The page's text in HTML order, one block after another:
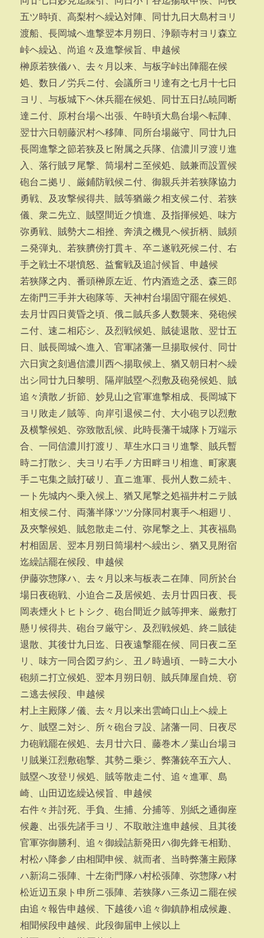
五ツ時頃、高梨村ヘ繰込対陣、同廿九日大島村ヨリ
渡船、長岡城ヘ進撃翌本月朔日、浄願寺村ヨリ森立
峠ヘ繰込、尚追々及進撃候旨、申越候
榊原若狭儀ハ、去々月以来、与板字峠出陣罷在候
処、数日ノ労兵ニ付、会議所ヨリ達有之七月十七日
ヨリ、与板城下ヘ休兵罷在候処、同廿五日払暁同断
達ニ付、原村台場ヘ出張、午時頃大島台場ヘ転陣、
翌廿六日朝藤沢村ヘ移陣、同所台場厳守、同廿九日
長岡進撃之節若狭及ヒ附属之兵隊、信濃川ヲ渡リ進
入、落行賊ヲ尾撃、筒場村ニ至候処、賊兼而設置候
砲台ニ拠リ、厳鋪防戦候ニ付、御親兵并若狭隊協力
勇戦、及攻撃候得共、賊等猶厳ク相支候ニ付、若狭
儀、衆ニ先立、賊塁間近ク憤進、及指揮候処、味方
弥勇戦、賊勢大ニ相挫、奔潰之機見ヘ候折柄、賊頻
ニ発弾丸、若狭臍傍打貫キ、卒ニ遂戦死候ニ付、右
手之戦士不堪憤怒、益奮戦及追討候旨、申越候
若狭隊之内、番頭榊原左近、竹内酒造之丞、森三郎
左衛門三手并大砲隊等、天神村台場固守罷在候処、
去月廿四日黄昏之頃、俄ニ賊兵多人数襲来、発砲候
ニ付、速ニ相応シ、及烈戦候処、賊徒退散、翌廿五
日、賊長岡城ヘ進入、官軍諸藩一旦揚取候付、同廿
六日寅之刻過信濃川西ヘ揚取候上、猶又朝日村ヘ繰
出シ同廿九日黎明、隔岸賊塁ヘ烈敷及砲発候処、賊
追々潰散ノ折節、妙見山之官軍進撃相成、長岡城下
ヨリ敗走ノ賊等、向岸引退候ニ付、大小砲ヲ以烈敷
及横撃候処、弥致散乱候、此時長藩干城隊ト万端示
合、一同信濃川打渡リ、草生水口ヨリ進撃、賊兵暫
時ニ打散シ、夫ヨリ右手ノ方田畔ヨリ相進、町家裏
手ニ屯集之賊打破リ、直ニ進軍、長州人数ニ続キ、
一ト先城内ヘ乗入候上、猶又尾撃之処福井村ニテ賊
相支候ニ付、両藩半隊ツツ分隊同村裏手ヘ相廻リ、
及夾撃候処、賊忽散走ニ付、弥尾撃之上、其夜福島
村相固居、翌本月朔日筒場村ヘ繰出シ、猶又見附宿
迄繰詰罷在候段、申越候
伊藤弥惣隊ハ、去々月以来与板表ニ在陣、同所於台
場日夜砲戦、小迫合ニ及居候処、去月廿四日夜、長
岡表煙火トヒトシク、砲台間近ク賊等押来、厳敷打
懸リ候得共、砲台ヲ厳守シ、及烈戦候処、終ニ賊徒
退散、其後廿九日迄、日夜遠撃罷在候、同日夜ニ至
リ、味方一同合図ヲ約シ、丑ノ時過頃、一時ニ大小
砲頻ニ打立候処、翌本月朔日朝、賊兵陣屋自焼、窃
ニ逃去候段、申越候
村上主殿隊ノ儀、去々月以来出雲崎口山上ヘ繰上
ケ、賊塁ニ対シ、所々砲台ヲ設、諸藩一同、日夜尽
力砲戦罷在候処、去月廿六日、藤巻木ノ葉山台場ヨ
リ賊巣江烈敷砲撃、其勢ニ乗ジ、弊藩銃卒五六人、
賊塁ヘ攻登リ候処、賊等散走ニ付、追々進軍、島
崎、山田辺迄繰込候旨、申越候
右件々并討死、手負、生捕、分捕等、別紙之通御座
候趣、出張先諸手ヨリ、不取敢注進申越候、且其後
官軍弥御勝利、追々御繰詰新発田ハ御先鋒モ相勤、
村松ハ降参ノ由相聞申候、就而者、当時弊藩主殿隊
ハ新潟ニ張陣、十左衛門隊ハ村松張陣、弥惣隊ハ村
松近辺五泉ト申所ニ張陣、若狭隊ハ三条辺ニ罷在候
由追々報告申越候、下越後ハ追々御鎮静相成候趣、
相聞候段申越候、此段御届申上候以上